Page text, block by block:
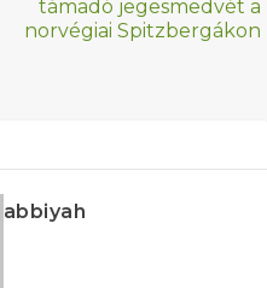
támadó jegesmedvét a
norvégiai Spitzbergákon
abbiyah